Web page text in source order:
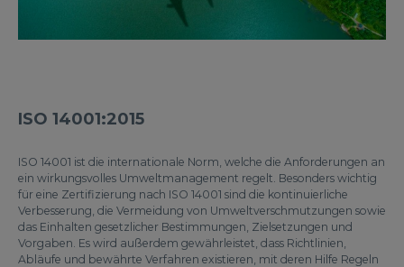
ISO 14001:2015
ISO 14001 ist die internationale Norm, welche die Anforderungen an
ein wirkungsvolles Umweltmanagement regelt. Besonders wichtig
für eine Zertifizierung nach ISO 14001 sind die kontinuierliche
Verbesserung, die Vermeidung von Umweltverschmutzungen sowie
das Einhalten gesetzlicher Bestimmungen, Zielsetzungen und
Vorgaben. Es wird außerdem gewährleistet, dass Richtlinien,
Abläufe und bewährte Verfahren existieren, mit deren Hilfe Regeln